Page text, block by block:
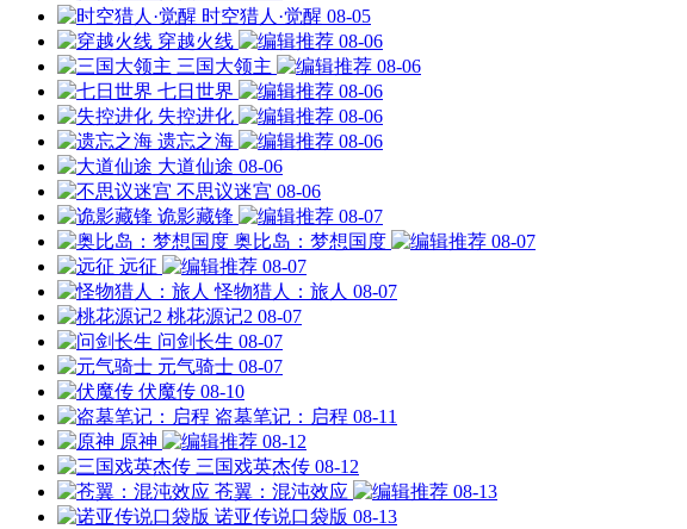
时空猎人·觉醒 08-05
穿越火线
08-06
三国大领主
08-06
七日世界
08-06
失控进化
08-06
遗忘之海
08-06
大道仙途 08-06
不思议迷宫 08-06
诡影藏锋
08-07
奥比岛：梦想国度
08-07
远征
08-07
怪物猎人：旅人 08-07
桃花源记2 08-07
问剑长生 08-07
元气骑士 08-07
伏魔传 08-10
盗墓笔记：启程 08-11
原神
08-12
三国戏英杰传 08-12
苍翼：混沌效应
08-13
诺亚传说口袋版 08-13